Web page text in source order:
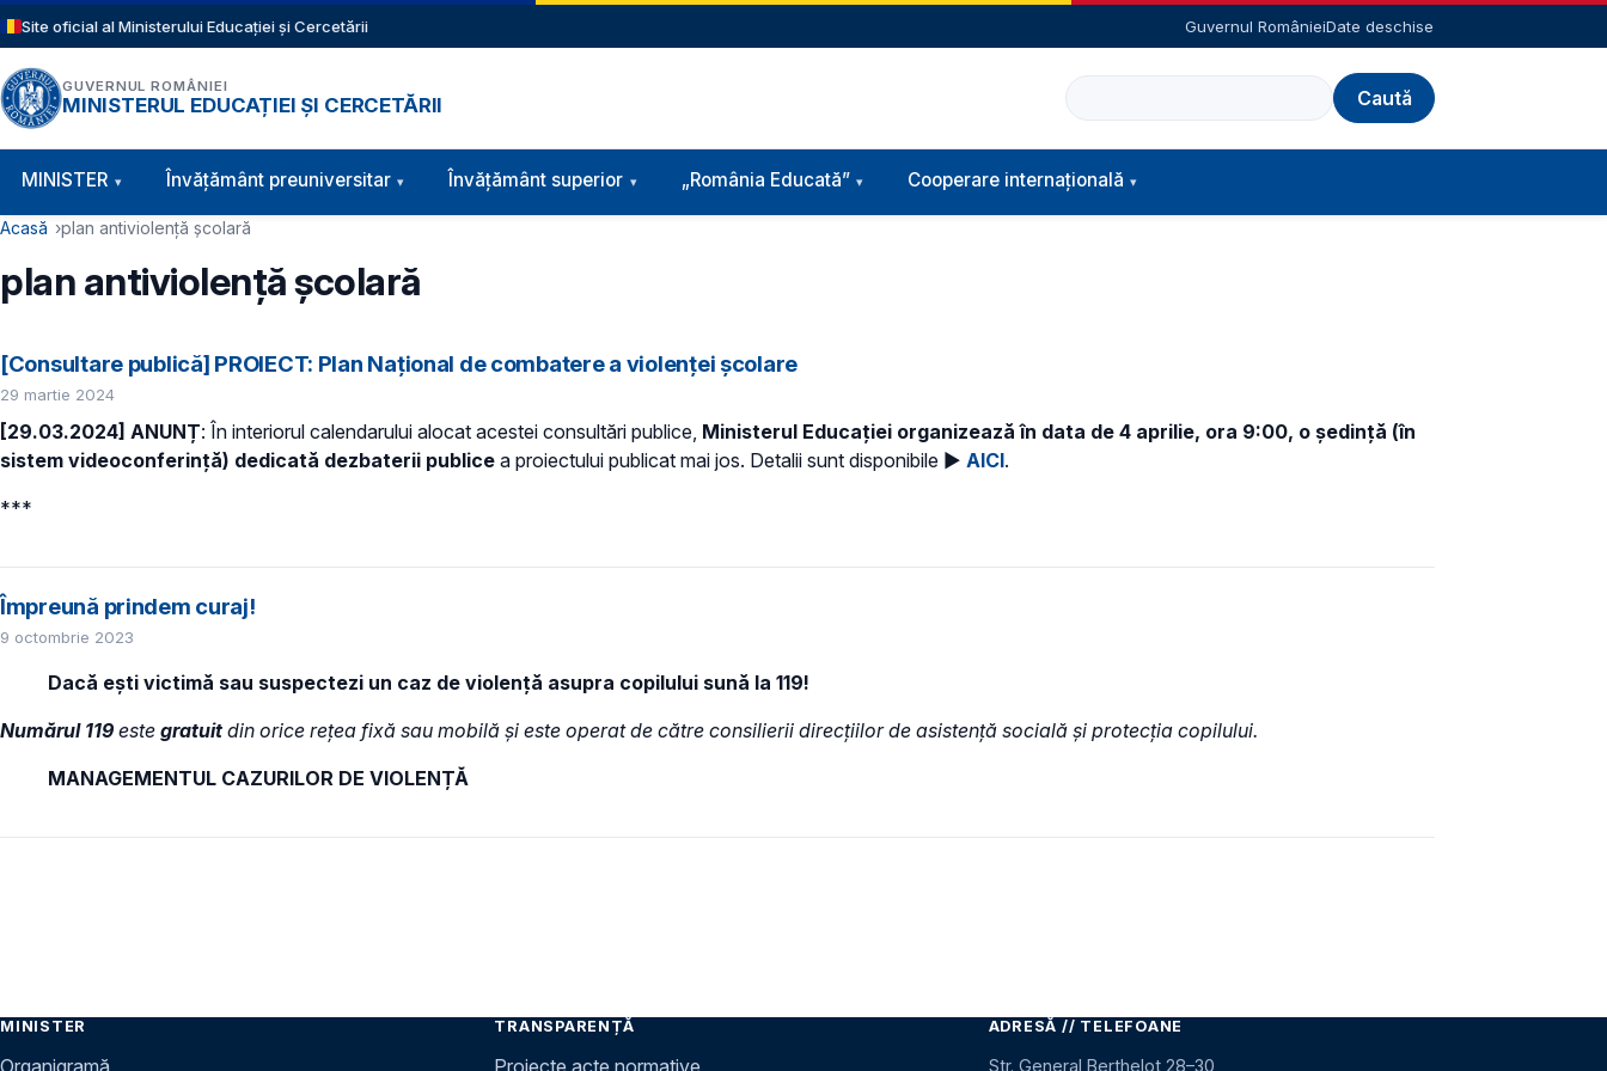
Sari la conținutul principal
Site oficial al Ministerului Educației și Cercetării Guvernul RomânieiDate deschise
GUVERNUL ROMÂNIEI
MINISTERUL EDUCAȚIEI ȘI CERCETĂRII
Caută
Navigație principală
MINISTER Învăţământ preuniversitar Învățământ superior „România Educată” Cooperare internațională
Cale de navigare
Acasă plan antiviolență școlară
plan antiviolență școlară
[Consultare publică] PROIECT: Plan Național de combatere a violenței școlare
29 martie 2024
[29.03.2024] ANUNȚ: În interiorul calendarului alocat acestei consultări publice, Ministerul Educației organizează în data de 4 aprilie, ora 9:00, o ședință (în
sistem videoconferință) dedicată dezbaterii publice a proiectului publicat mai jos. Detalii sunt disponibile ► AICI.
***
Împreună prindem curaj!
9 octombrie 2023
Dacă ești victimă sau suspectezi un caz de violență asupra copilului sună la 119!
Numărul 119 este gratuit din orice rețea fixă sau mobilă și este operat de către consilierii direcțiilor de asistență socială și protecția copilului.
MANAGEMENTUL CAZURILOR DE VIOLENȚĂ
MINISTER TRANSPARENȚĂ ADRESĂ // TELEFOANE
Str. General Berthelot 28–30